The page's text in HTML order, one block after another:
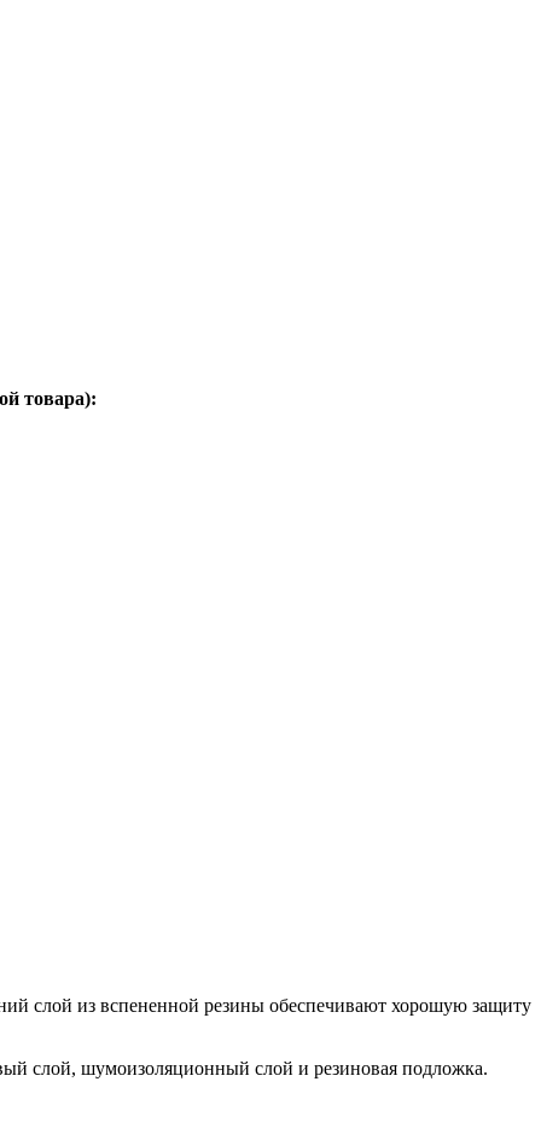
товара):
слой из вспененной резины обеспечивают хорошую защиту
слой, шумоизоляционный слой и резиновая подложка.